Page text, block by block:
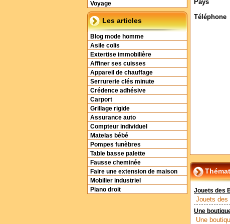
Voyage
Les articles
Blog mode homme
Asile colis
Extertise immobilière
Affiner ses cuisses
Appareil de chauffage
Serrurerie clés minute
Crédence adhésive
Carport
Grillage rigide
Assurance auto
Compteur individuel
Matelas bébé
Pompes funèbres
Table basse palette
Fausse cheminée
Faire une extension de maison
Mobilier industriel
Piano droit
Pays
Téléphone
Jouets des
Jouets des
Une
Une